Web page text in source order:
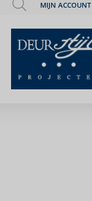
MIJN ACCOUNT